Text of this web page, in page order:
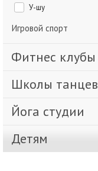
У-шу
Игровой спорт
Фитнес клубы
Школы танцев
Йога студии
Детям